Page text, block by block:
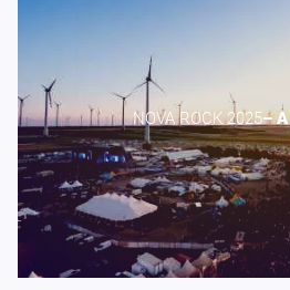
NOVA ROCK 2025​– A